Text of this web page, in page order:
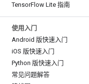
TensorFlow Lite 指南
使用入门
Android 版快速入门
iOS 版快速入门
Python 版快速入门
常见问题解答